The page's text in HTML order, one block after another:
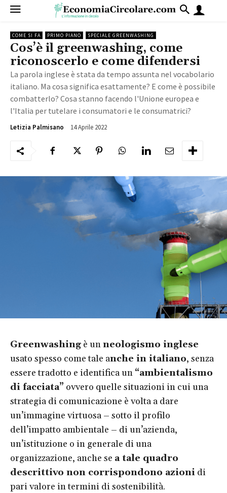
COME SI FA PRIMO PIANO SPECIALE GREENWASHING
Cos’è il greenwashing, come
riconoscerlo e come difendersi
La parola inglese è stata da tempo assunta nel vocabolario
italiano. Ma cosa significa esattamente? E come è possibile
combatterlo? Cosa stanno facendo l'Unione europea e
l'Italia per tutelare i consumatori e le consumatrici?
Letizia Palmisano 14 Aprile 2022
Greenwashing è unneologismo inglese
usato spesso come tale anche in italiano, senza
essere tradotto e identifica un “ambientalismo
di facciata” ovvero quelle situazioni in cui una
strategia di comunicazione è volta a dare
un’immagine virtuosa – sotto il profilo
dell’impatto ambientale – di un’azienda,
un’istituzione o in generale di una
organizzazione, anche se a tale quadro
descrittivo non corrispondono azioni di
pari valore in termini di sostenibilità.